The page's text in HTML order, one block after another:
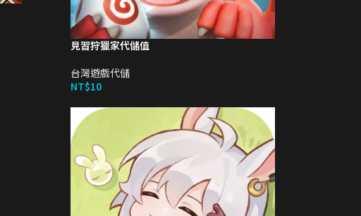
見習狩獵家代儲值
台灣遊戲代儲
NT$10